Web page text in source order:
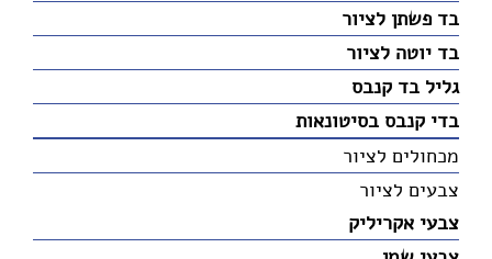
בד פשתן לציור
בד יוטה לציור
גליל בד קנבס
בדי קנבס בסיטונאות
מכחולים לציור
צבעים לציור
צבעי אקריליק